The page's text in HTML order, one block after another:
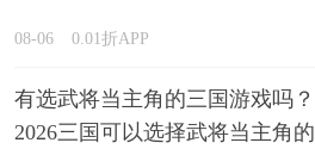
08-06 0.01折APP
有选武将当主角的三国游戏吗？
2026三国可以选择武将当主角的